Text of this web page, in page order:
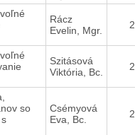
Rácz
Evelin, Mgr.
Szitásová
Viktória, Bc.
so
Csémyová
Eva, Bc.